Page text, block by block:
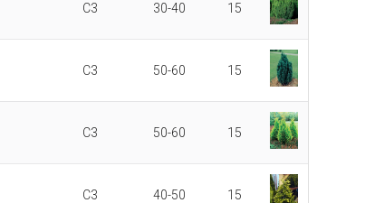
C3 30-40 15
C3 50-60 15
C3 50-60 15
C3 40-50 15